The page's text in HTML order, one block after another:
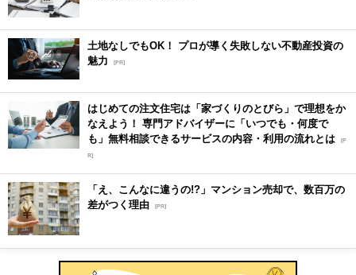
土地なしでもOK！ プロが導く失敗しない不動産投資の
魅力
[PR]
はじめての注文住宅は「家づくりのとびら」で理想をか
なえよう！ 専門アドバイザーに「いつでも・何度で
も」無料相談できるサービスの内容・利用の流れとは [P
R]
「え、こんなに違うの!?」マンション売却で、数百万の
差がつく理由 [PR]